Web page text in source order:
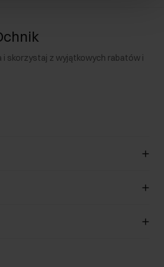
i skorzystaj z wyjątkowych rabatów i